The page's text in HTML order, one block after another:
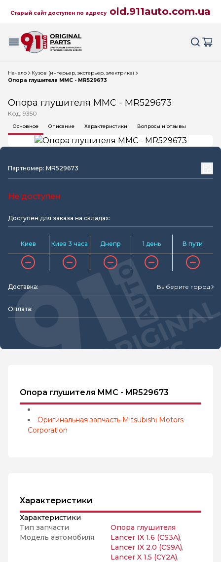
Старый сайт доступен по адресу old.911auto.com.ua
Начало
Кузов (интерьер, экстерьер, электрика)
Опора глушителя MMC - MR529673
Опора глушителя MMC - MR529673
Код: 9350
Основное Описание Характеристики Вопросы и отзывы
Партномер: MR529673
Не доступен
Доступен для заказа на складах:
Киев Киев 3 часа Днепр 1 день В пути
Доставка: Выберите город
Оплата:
Опора глушителя MMC - MR529673
Оригинальная запчасть Mitsubishi Motors
Corporation
Характеристики
Характеристики
Тип запчасти
Опора глушителя
Модель автомобиля
Lancer IX 1.6 (CS3A),
Lancer IX 2.0 (CS9A),
Lancer X 1.5 (CY2A),